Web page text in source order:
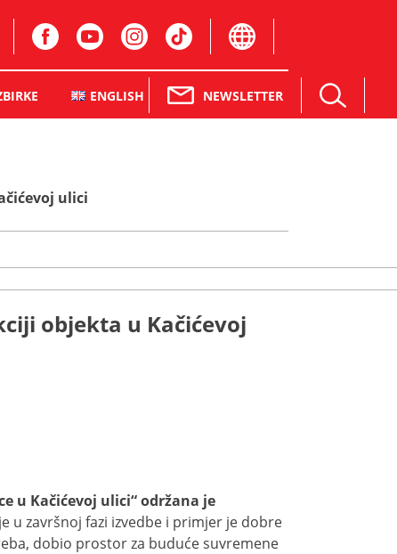
ENGLISH NEWSLETTER
ulici
objekta u Kačićevoj
u Kačićevoj ulici“ održana je
u završnoj fazi izvedbe i primjer je dobre
dobio prostor za buduće suvremene